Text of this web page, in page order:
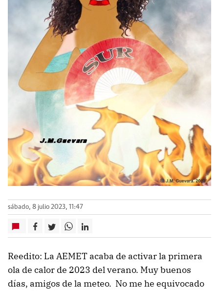
sábado, 8 julio 2023, 11:47
Reedito: La AEMET acaba de activar la primera
ola de calor de 2023 del verano. Muy buenos
días, amigos de la meteo. No me he equivocado